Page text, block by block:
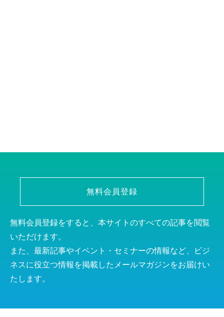
無料会員登録
無料会員登録をすると、本サイトのすべての記事を閲覧
いただけます。
また、最新記事やイベント・セミナーの情報など、ビジ
ネスに役立つ情報を掲載したメールマガジンをお届けい
たします。